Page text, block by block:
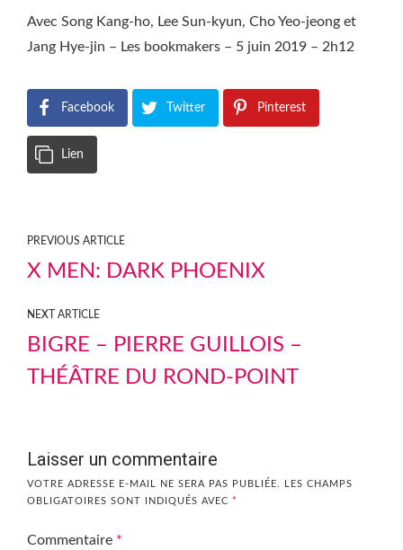
Avec Song Kang-ho, Lee Sun-kyun, Cho Yeo-jeong et
Jang Hye-jin – Les bookmakers – 5 juin 2019 – 2h12
Facebook Twitter Pinterest
Lien
PREVIOUS ARTICLE
X MEN: DARK PHOENIX
NEXT ARTICLE
BIGRE – PIERRE GUILLOIS –
THÉÂTRE DU ROND-POINT
Laisser un commentaire
VOTRE ADRESSE E-MAIL NE SERA PAS PUBLIÉE.
LES CHAMPS
OBLIGATOIRES SONT INDIQUÉS AVEC *
Commentaire *